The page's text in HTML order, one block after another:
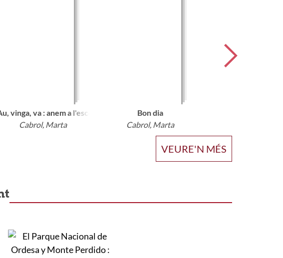
vinga, va : anem a l'escola
Cabrol, Marta
Bon dia
Cabrol, Marta
VEURE'N MÉS